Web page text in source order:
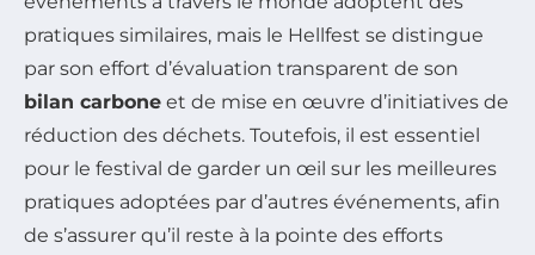
pratiques similaires, mais le Hellfest se distingue
par son effort d’évaluation transparent de son
bilan carbone et de mise en œuvre d’initiatives de
réduction des déchets. Toutefois, il est essentiel
pour le festival de garder un œil sur les meilleures
pratiques adoptées par d’autres événements, afin
de s’assurer qu’il reste à la pointe des efforts